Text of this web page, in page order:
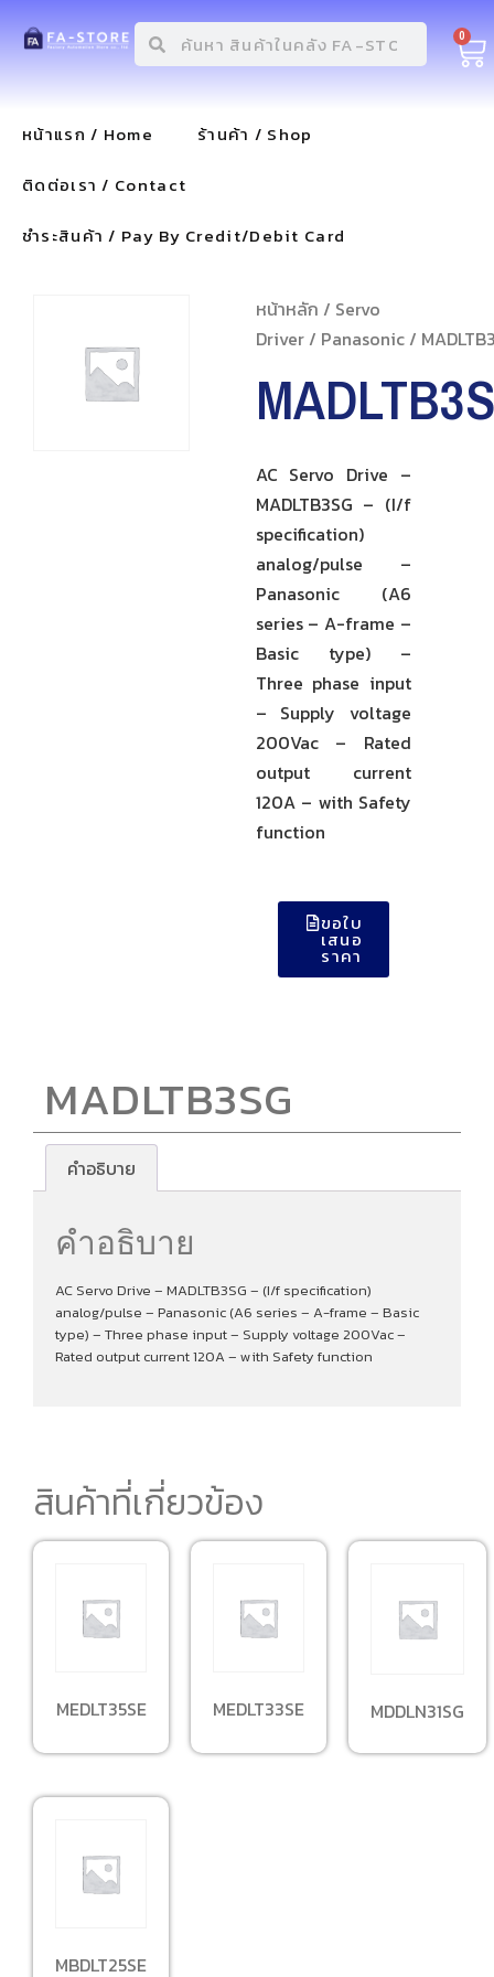
0
หน้าแรก / Home
ร้านค้า / Shop
ติดต่อเรา / Contact
ชำระสินค้า / Pay By Credit/Debit Card
หน้าหลัก / Servo
Driver/ Panasonic/
AC Servo Drive –
MADLTB3SG – (I/f
specification)
analog/pulse –
Panasonic (A6
series – A-frame –
Basic type) –
Three phase input
– Supply voltage
200Vac – Rated
output current
120A – with Safety
function
ขอใบ
เสนอ
ราคา
MADLTB3SG
คำอธิบาย
คำอธิบาย
AC Servo Drive – MADLTB3SG – (I/f specification)
analog/pulse – Panasonic (A6 series – A-frame – Basic
type) – Three phase input – Supply voltage 200Vac –
Rated output current 120A – with Safety function
สินค้าที่เกี่ยวข้อง
MEDLT35SE MEDLT33SE MDDLN31SG
MBDLT25SE